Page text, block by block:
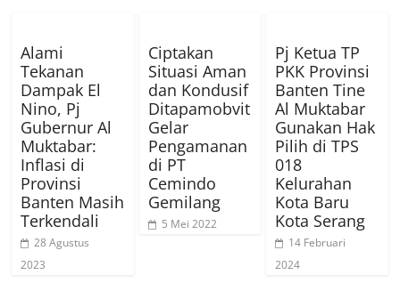
Alami
Tekanan
Dampak El
Nino, Pj
Gubernur Al
Muktabar:
Inflasi di
Provinsi
Banten Masih
Terkendali
28 Agustus
2023
Ciptakan
Situasi Aman
dan Kondusif
Ditapamobvit
Gelar
Pengamanan
di PT
Cemindo
Gemilang
5 Mei 2022
Pj Ketua TP
PKK Provinsi
Banten Tine
Al Muktabar
Gunakan Hak
Pilih di TPS
018
Kelurahan
Kota Baru
Kota Serang
14 Februari
2024